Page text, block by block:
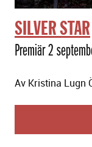
SILVER STAR
Premiär 2
Av Kristina Lugn